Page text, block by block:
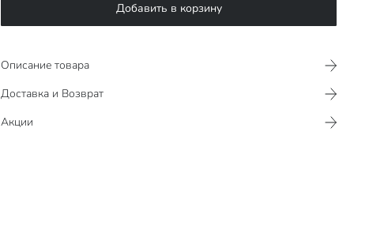
Добавить в корзину
Описание товара
Доставка и Возврат
Акции